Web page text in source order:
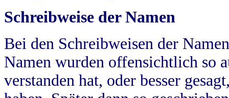
Schreibweise der Namen
Bei den Schreibweisen der
Namen wurden offensichtlich so
verstanden hat, oder besser